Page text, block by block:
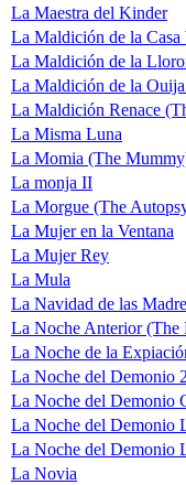
La Maestra del Kinder
La Maldición de la Casa
La Maldición de la
La Maldición de la
La Maldición Renace
La Misma Luna
La Momia (The
La monja II
La Morgue (The
La Mujer en la Ventana
La Mujer Rey
La Mula
La Navidad de las
La Noche Anterior (The
La Noche de la
La Noche del Demonio
La Noche del Demonio
La Noche del Demonio
La Noche del Demonio
La Novia